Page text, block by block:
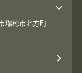
瑞穂市北方町